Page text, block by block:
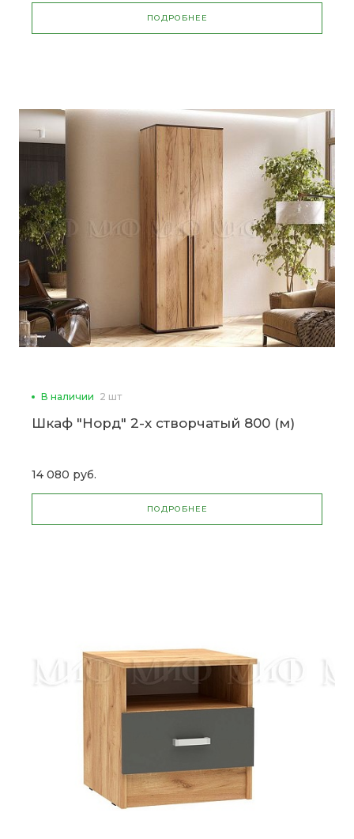
ПОДРОБНЕЕ
В наличии 2 шт
Шкаф "Норд" 2-х створчатый 800 (м)
14 080 руб.
ПОДРОБНЕЕ